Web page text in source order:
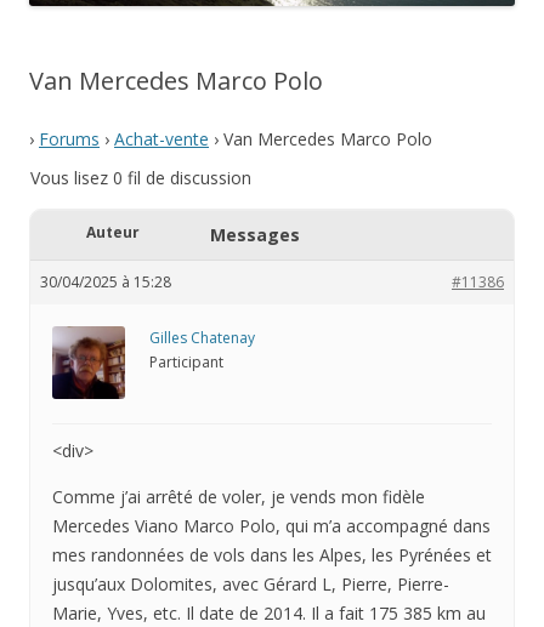
Van Mercedes Marco Polo
› Forums › Achat-vente › Van Mercedes Marco Polo
Vous lisez 0 fil de discussion
Auteur Messages
30/04/2025 à 15:28 #11386
Gilles Chatenay
Participant
<div>
Comme j’ai arrêté de voler, je vends mon fidèle
Mercedes Viano Marco Polo, qui m’a accompagné dans
mes randonnées de vols dans les Alpes, les Pyrénées et
jusqu’aux Dolomites, avec Gérard L, Pierre, Pierre-
Marie, Yves, etc. Il date de 2014. Il a fait 175 385 km au